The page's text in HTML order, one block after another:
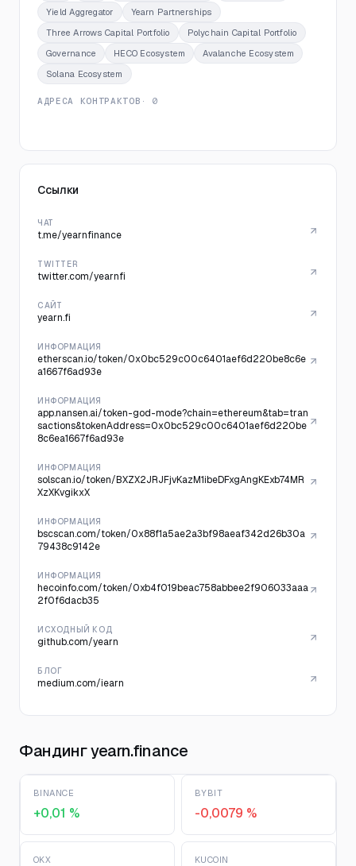
Yield Aggregator
Yearn Partnerships
Three Arrows Capital Portfolio
Polychain Capital Portfolio
Governance
HECO Ecosystem
Avalanche Ecosystem
Solana Ecosystem
АДРЕСА КОНТРАКТОВ · 0
Ссылки
ЧАТ
t.me/yearnfinance
TWITTER
twitter.com/yearnfi
САЙТ
yearn.fi
ИНФОРМАЦИЯ
etherscan.io/token/0x0bc529c00c6401aef6d220be8c6e
a1667f6ad93e
ИНФОРМАЦИЯ
app.nansen.ai/token-god-mode?chain=ethereum&tab=tran
sactions&tokenAddress=0x0bc529c00c6401aef6d220be
8c6ea1667f6ad93e
ИНФОРМАЦИЯ
solscan.io/token/BXZX2JRJFjvKazM1ibeDFxgAngKExb74MR
XzXKvgikxX
ИНФОРМАЦИЯ
bscscan.com/token/0x88f1a5ae2a3bf98aeaf342d26b30a
79438c9142e
ИНФОРМАЦИЯ
hecoinfo.com/token/0xb4f019beac758abbee2f906033aaa
2f0f6dacb35
ИСХОДНЫЙ КОД
github.com/yearn
БЛОГ
medium.com/iearn
Фандинг yearn.finance
BINANCE
+0,01 %
BYBIT
-0,0079 %
OKX KUCOIN